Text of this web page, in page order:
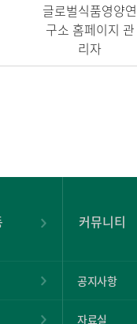
글로벌식품영양연
구소 홈페이지 관
리자
커뮤니티
공지사항
자료실